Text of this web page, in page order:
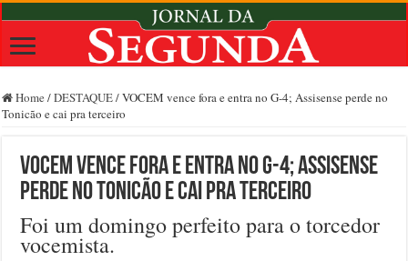
Home /DESTAQUE/VOCEM vence fora e entra no G-4; Assisense perde no
Tonicão e cai pra terceiro
VOCEM vence fora e entra no G-4; Assisense
perde no Tonicão e cai pra terceiro
Foi um domingo perfeito para o torcedor
vocemista.